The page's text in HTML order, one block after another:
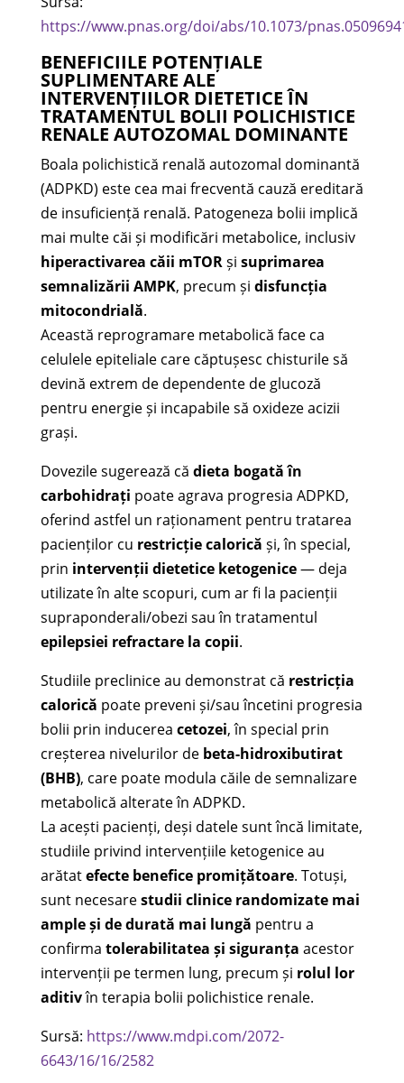
https://www.pnas.org/doi/abs/10.1073/
BENEFICIILE POTENȚIALE
SUPLIMENTARE ALE
INTERVENȚIILOR DIETETICE ÎN
TRATAMENTUL BOLII POLICHISTICE
RENALE AUTOZOMAL DOMINANTE
Boala polichistică renală autozomal dominantă
(ADPKD) este cea mai frecventă cauză ereditară
de insuficiență renală. Patogeneza bolii implică
mai multe căi și modificări metabolice, inclusiv
hiperactivarea căii mTORși suprimarea
semnalizării AMPK, precum și disfuncția
mitocondrială.
Această reprogramare metabolică face ca
celulele epiteliale care căptușesc chisturile să
devină extrem de dependente de glucoză
pentru energie și incapabile să oxideze acizii
grași.
Dovezile sugerează că dieta bogată în
carbohidrați poate agrava progresia ADPKD,
oferind astfel un raționament pentru tratarea
pacienților cu restricție calorică și, în special,
prin intervenții dietetice ketogenice— deja
utilizate în alte scopuri, cum ar fi la pacienții
supraponderali/obezi sau în tratamentul
epilepsiei refractare la copii.
Studiile preclinice au demonstrat că restricția
calorică poate preveni și/sau încetini progresia
bolii prin inducerea cetozei, în special prin
creșterea nivelurilor de beta-hidroxibutirat
(BHB), care poate modula căile de semnalizare
metabolică alterate în ADPKD.
La acești pacienți, deși datele sunt încă limitate,
studiile privind intervențiile ketogenice au
arătatefecte benefice promițătoare. Totuși,
sunt necesarestudii clinice randomizate mai
ample și de durată mai lungă pentru a
confirma tolerabilitatea și siguranța acestor
intervenții pe termen lung, precum și rolul lor
aditivîn terapia bolii polichistice renale.
Sursă: https://www.mdpi.com/2072-
6643/16/16/2582